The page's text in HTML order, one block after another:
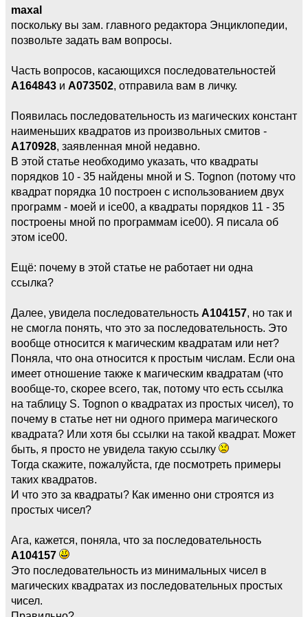
maxal
поскольку вы зам. главного редактора Энциклопедии,
позвольте задать вам вопросы.
Часть вопросов, касающихся последовательностей
А164843 и А073502, отправила вам в личку.
Появилась последовательность из магических констант
наименьших квадратов из произвольных смитов -
А170928, заявленная мной недавно.
В этой статье необходимо указать, что квадраты
порядков 10 - 35 найдены мной и S. Tognon (потому что
квадрат порядка 10 построен с использованием двух
программ - моей и ice00, а квадраты порядков 11 - 35
построены мной по программам ice00). Я писала об
этом ice00.
Ещё: почему в этой статье не работает ни одна
ссылка?
Далее, увидела последовательность А104157, но так и
не смогла понять, что это за последовательность. Это
вообще относится к магическим квадратам или нет?
Поняла, что она относится к простым числам. Если она
имеет отношение также к магическим квадратам (что
вообще-то, скорее всего, так, потому что есть ссылка
на таблицу S. Tognon о квадратах из простых чисел), то
почему в статье нет ни одного примера магического
квадрата? Или хотя бы ссылки на такой квадрат. Может
быть, я просто не увидела такую ссылку
Тогда скажите, пожалуйста, где посмотреть примеры
таких квадратов.
И что это за квадраты? Как именно они строятся из
простых чисел?
Ага, кажется, поняла, что за последовательность
А104157
Это последовательность из минимальных чисел в
магических квадратах из последовательных простых
чисел.